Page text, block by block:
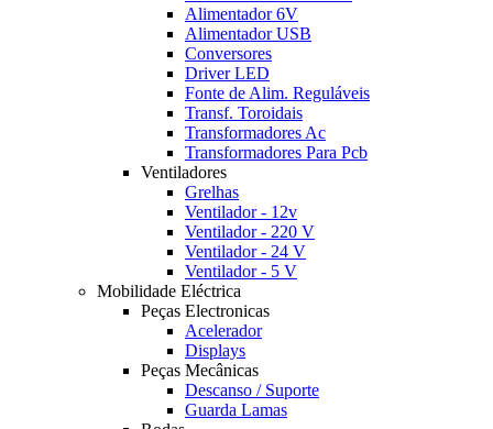
Alimentador 6V
Alimentador USB
Conversores
Driver LED
Fonte de Alim. Reguláveis
Transf. Toroidais
Transformadores Ac
Transformadores Para Pcb
Ventiladores
Grelhas
Ventilador - 12v
Ventilador - 220 V
Ventilador - 24 V
Ventilador - 5 V
Mobilidade Eléctrica
Peças Electronicas
Acelerador
Displays
Peças Mecânicas
Descanso / Suporte
Guarda Lamas